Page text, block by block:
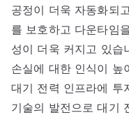
공정이 더욱 자동화되
를 보호하고 다운타임
성이 더욱 커지고 있습
손실에 대한 인식이 높
대기 전력 인프라에 투
기술의 발전으로 대기